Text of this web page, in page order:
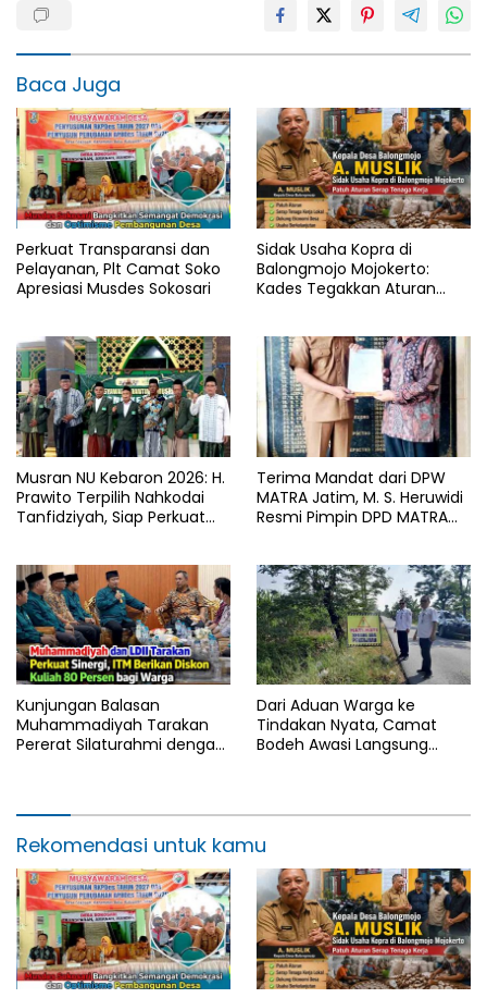
Baca Juga
Perkuat Transparansi dan
Pelayanan, Plt Camat Soko
Apresiasi Musdes Sokosari
Sidak Usaha Kopra di
Balongmojo Mojokerto:
Kades Tegakkan Aturan
Musran NU Kebaron 2026: H.
Prawito Terpilih Nahkodai
Tanfidziyah, Siap Perkuat
Terima Mandat dari DPW
MATRA Jatim, M. S. Heruwidi
Resmi Pimpin DPD MATRA
Kunjungan Balasan
Muhammadiyah Tarakan
Pererat Silaturahmi dengan
Dari Aduan Warga ke
Tindakan Nyata, Camat
Bodeh Awasi Langsung
Rekomendasi untuk kamu